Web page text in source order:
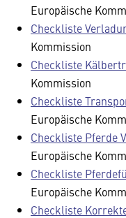
Europäische
Checkliste
Kommission
Checkliste
Kommission
Checkliste
Europäische
Checkliste Pferde
Europäische
Checkliste
Europäische
Checkliste